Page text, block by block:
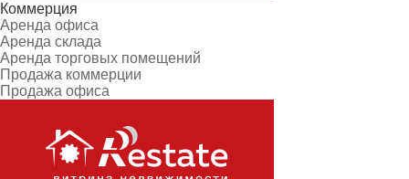
Коммерция
Аренда офиса
Аренда склада
Аренда торговых помещений
Продажа коммерции
Продажа офиса